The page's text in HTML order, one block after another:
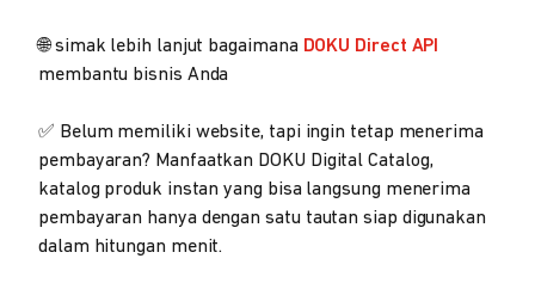
🌐 simak lebih lanjut bagaimana DOKU Direct API
membantu bisnis Anda
✅ Belum memiliki website, tapi ingin tetap menerima
pembayaran? Manfaatkan DOKU Digital Catalog,
katalog produk instan yang bisa langsung menerima
pembayaran hanya dengan satu tautan siap digunakan
dalam hitungan menit.